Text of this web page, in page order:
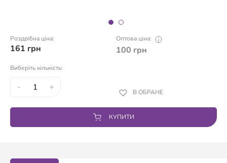
Роздрібна ціна:
161 грн
Оптова ціна:
100 грн
Виберіть кількість:
- + В ОБРАНЕ
КУПИТИ